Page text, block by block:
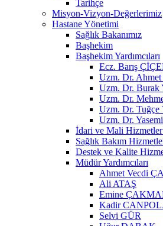
Tarihçe
Misyon-Vizyon-Değerlerimiz
Hastane Yönetimi
Sağlık Bakanımız
Başhekim
Başhekim Yardımcıları
Ecz. Barış
Uzm. Dr.
Uzm. Dr. Burak
Uzm. Dr.
Uzm. Dr.
Uzm. Dr.
İdari ve Mali
Sağlık Bakım
Destek ve Kalite
Müdür Yardımcıları
Ahmet Vecdi
Ali ATAŞ
Emine
Kadir
Selvi GÜR